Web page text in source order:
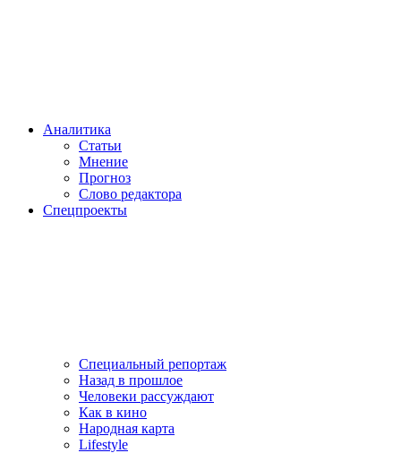
Аналитика
Статьи
Мнение
Прогноз
Cлово редактора
Спецпроекты
Специальный репортаж
Назад в прошлое
Человеки рассуждают
Как в кино
Народная карта
Lifestyle